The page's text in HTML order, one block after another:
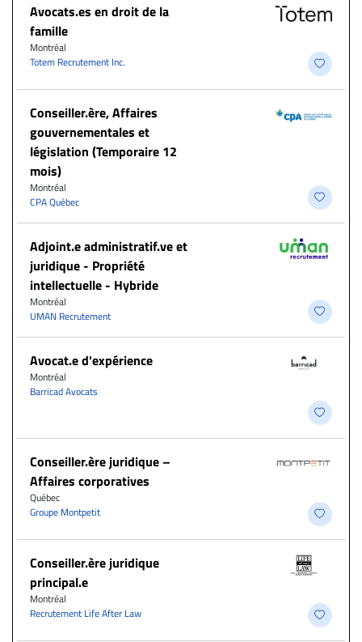
Avocats.es en droit de la
famille
Montréal
Totem Recrutement Inc.
Conseiller.ère, Affaires
gouvernementales et
législation (Temporaire 12
mois)
Montréal
CPA Québec
Adjoint.e administratif.ve et
juridique - Propriété
intellectuelle - Hybride
Montréal
UMAN Recrutement
Avocat.e d'expérience
Montréal
Barricad Avocats
Conseiller.ère juridique –
Affaires corporatives
Québec
Groupe Montpetit
Conseiller.ère juridique
principal.e
Montréal
Recrutement Life After Law